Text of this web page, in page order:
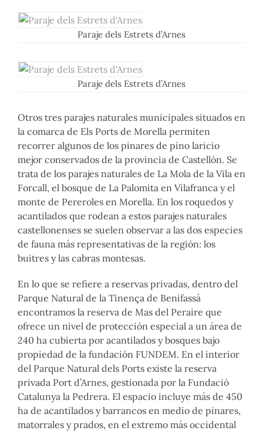
Paraje dels Estrets d’Arnes
Paraje dels Estrets d’Arnes
Otros tres parajes naturales municipales situados en
la comarca de Els Ports de Morella permiten
recorrer algunos de los pinares de pino laricio
mejor conservados de la provincia de Castellón. Se
trata de los parajes naturales de La Mola de la Vila en
Forcall, el bosque de La Palomita en Vilafranca y el
monte de Pereroles en Morella. En los roquedos y
acantilados que rodean a estos parajes naturales
castellonenses se suelen observar a las dos especies
de fauna más representativas de la región: los
buitres y las cabras montesas.
En lo que se refiere a reservas privadas, dentro del
Parque Natural de la Tinença de Benifassà
encontramos la reserva de Mas del Peraire que
ofrece un nivel de protección especial a un área de
240 ha cubierta por acantilados y bosques bajo
propiedad de la fundación FUNDEM. En el interior
del Parque Natural dels Ports existe la reserva
privada Port d’Arnes, gestionada por la Fundació
Catalunya la Pedrera. El espacio incluye más de 450
ha de acantilados y barrancos en medio de pinares,
matorrales y prados, en el extremo más occidental